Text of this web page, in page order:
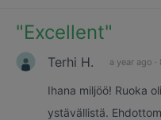
"Excellent"
Terhi H. a year ago ·
Ihana miljöö! Ruoka
ystävällistä.